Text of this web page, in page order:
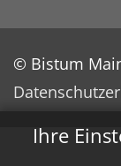
Ihre
© Bistum